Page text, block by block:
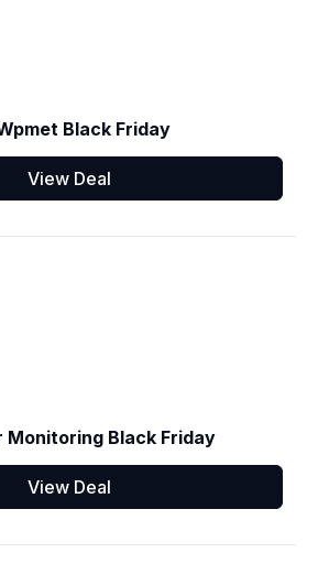
Black Friday
View Deal
Monitoring Black Friday
View Deal